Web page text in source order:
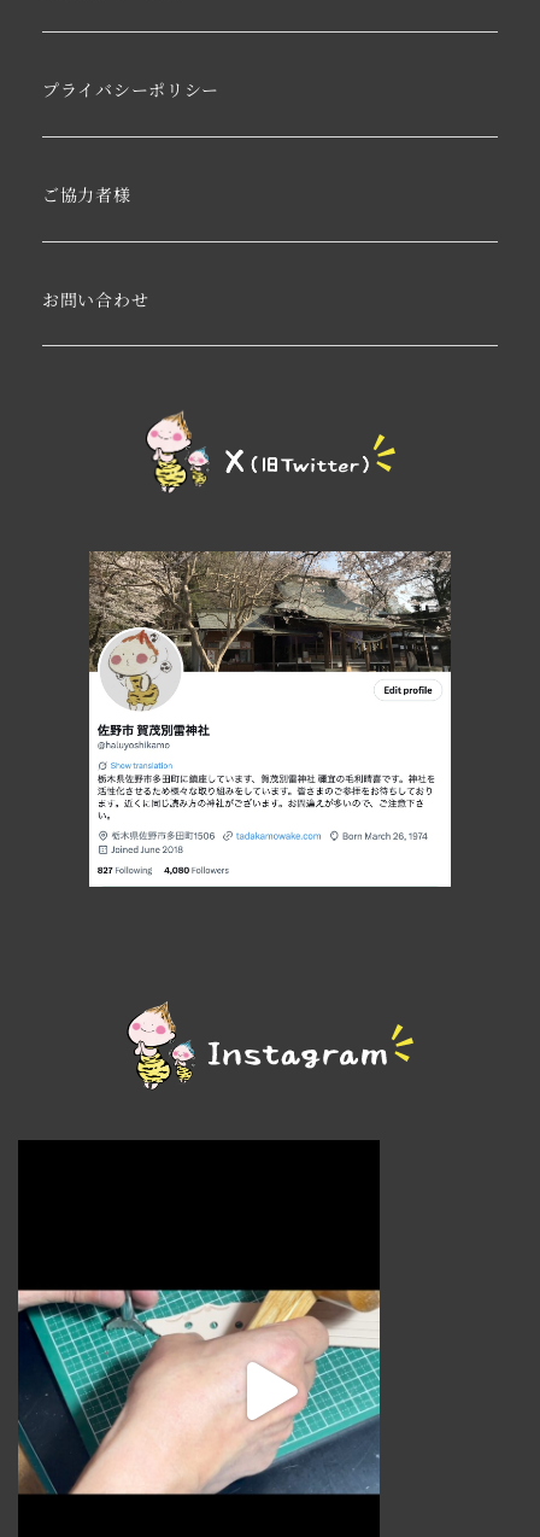
プライバシーポリシー
ご協力者様
お問い合わせ